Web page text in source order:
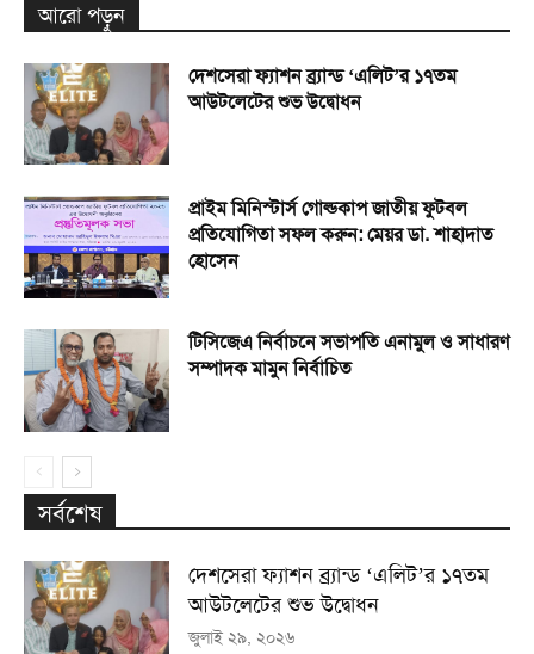
আরো পড়ুন
দেশসেরা ফ্যাশন ব্র্যান্ড ‘এলিট’র ১৭তম
আউটলেটের শুভ উদ্বোধন
প্রাইম মিনিস্টার্স গোল্ডকাপ জাতীয় ফুটবল
প্রতিযোগিতা সফল করুন: মেয়র ডা. শাহাদাত
হোসেন
টিসিজেএ নির্বাচনে সভাপতি এনামুল ও সাধারণ
সম্পাদক মামুন নির্বাচিত
সর্বশেষ
দেশসেরা ফ্যাশন ব্র্যান্ড ‘এলিট’র ১৭তম
আউটলেটের শুভ উদ্বোধন
জুলাই ২৯, ২০২৬